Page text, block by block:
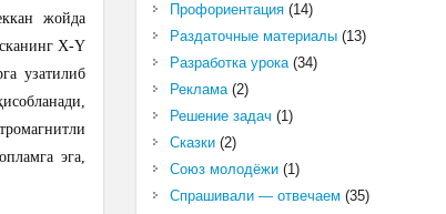
жойда
X-Y
узатилиб
эга,
Профориентация(14)
Раздаточные материалы(13)
Разработка урока(34)
Реклама(2)
Решение задач (1)
Сказки(2)
Союз молодёжи(1)
Спрашивали — отвечаем (35)